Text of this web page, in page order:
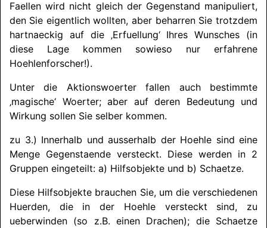
Faellen wird nicht gleich der Gegenstand manipuliert,
den Sie eigentlich wollten, aber beharren Sie trotzdem
hartnaeckig auf die ‚Erfuellung‘ Ihres Wunsches (in
diese Lage kommen sowieso nur erfahrene
Hoehlenforscher!).
Unter die Aktionswoerter fallen auch bestimmte
‚magische‘ Woerter; aber auf deren Bedeutung und
Wirkung sollen Sie selber kommen.
zu 3.) Innerhalb und ausserhalb der Hoehle sind eine
Menge Gegenstaende versteckt. Diese werden in 2
Gruppen eingeteilt: a) Hilfsobjekte und b) Schaetze.
Diese Hilfsobjekte brauchen Sie, um die verschiedenen
Huerden, die in der Hoehle versteckt sind, zu
ueberwinden (so z.B. einen Drachen); die Schaetze